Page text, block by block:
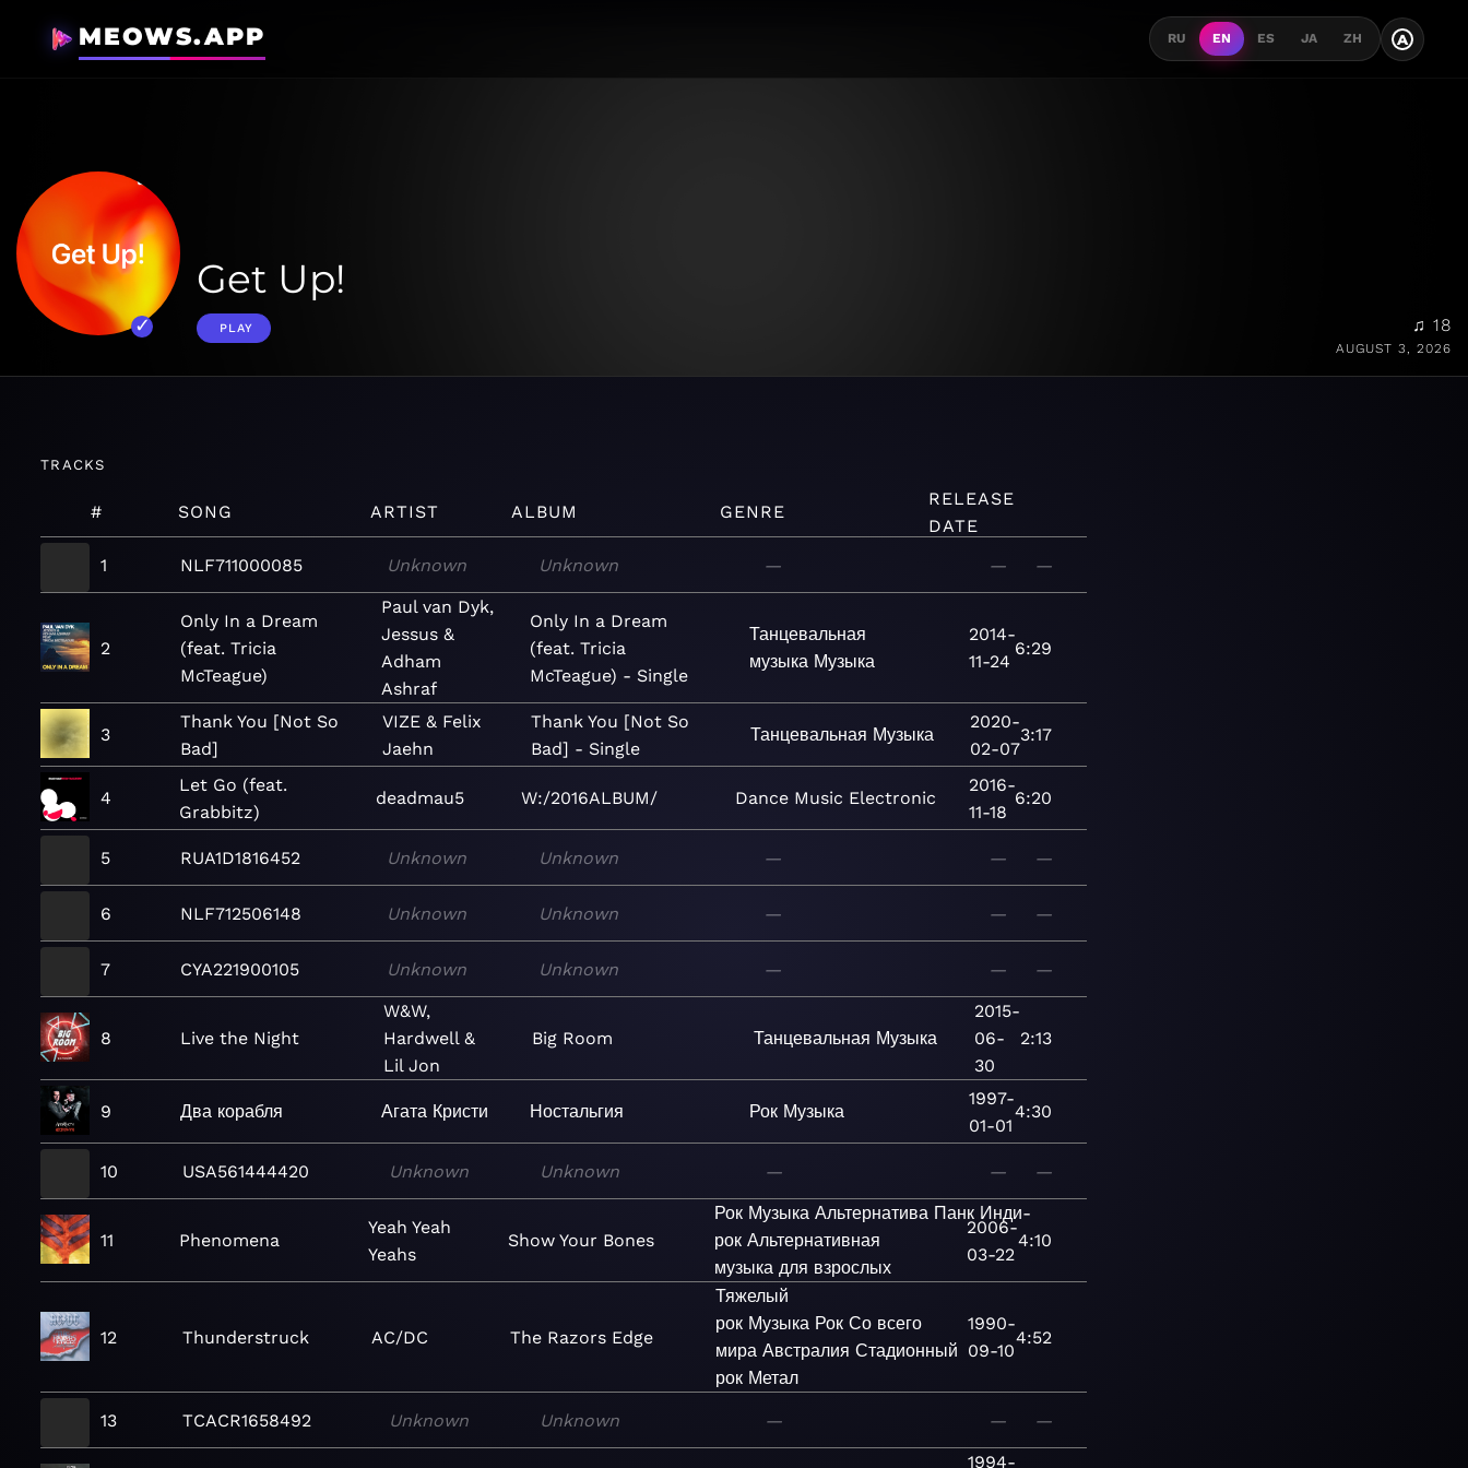
MEOWS.APP RU EN ES JA ZH A
Get Up!
PLAY ♫ 18
AUGUST 3, 2026
TRACKS
# SONG ARTIST ALBUM GENRE
RELEASE
DATE
1
NLF711000085 Unknown Unknown — — —
2
Only In a Dream
(feat. Tricia
McTeague)
Paul van Dyk,
Jessus &
Adham
Ashraf
Only In a Dream
(feat. Tricia
McTeague) - Single
Танцевальная
музыка Музыка
2014-
11-24
6:29
3
Thank You [Not So
Bad]
VIZE & Felix
Jaehn
Thank You [Not So
Bad] - Single
Танцевальная Музыка
2020-
02-07
3:17
4
Let Go (feat.
Grabbitz)
deadmau5 W:/2016ALBUM/ Dance Music Electronic
2016-
11-18
6:20
5 RUA1D1816452 Unknown Unknown — — —
6 NLF712506148 Unknown Unknown — — —
7 CYA221900105 Unknown Unknown — — —
8 Live the Night
W&W,
Hardwell &
Lil Jon
Big Room Танцевальная Музыка
2015-
06-
30
2:13
9 Два корабля Агата Кристи Ностальгия Рок Музыка
1997-
01-01
4:30
10 USA561444420 Unknown Unknown — — —
11 Phenomena
Yeah Yeah
Yeahs
Show Your Bones
Рок Музыка Альтернатива Панк Инди-
рок Альтернативная
музыка для взрослых
2006-
03-22
4:10
12 Thunderstruck AC/DC The Razors Edge
Тяжелый
рок Музыка Рок Со всего
мира Австралия Стадионный
рок Метал
1990-
09-10
4:52
13 TCACR1658492 Unknown Unknown — — —
1994-